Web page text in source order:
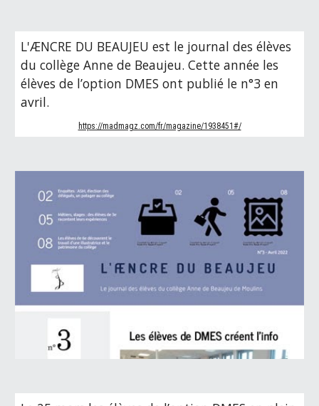
L'ÆNCRE DU BEAUJEU est le journal des élèves
du collège Anne de Beaujeu. Cette année les
élèves de l’option DMES ont publié le n°3 en
avril.
https://madmagz.com/fr/magazine/1938451#/